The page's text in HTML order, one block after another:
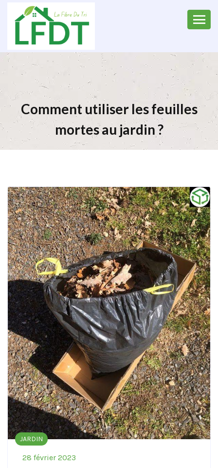
Comment utiliser les feuilles
mortes au jardin ?
JARDIN
28 février 2023